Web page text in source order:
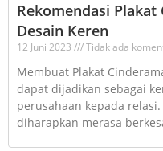
Rekomendasi
Desain Keren
12 Juni 2023 Tidak ada
Membuat Plakat
dapat dijadikan sebagai
perusahaan kepada
diharapkan merasa